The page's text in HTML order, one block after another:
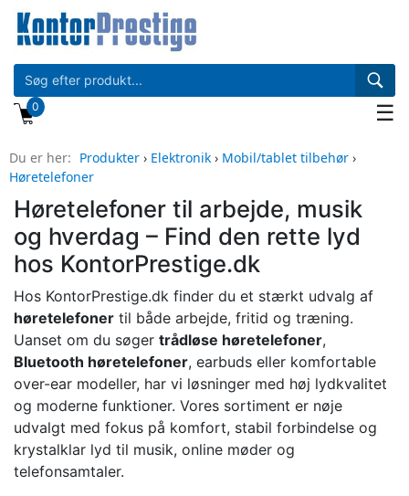
0 ☰
Du er her: Produkter › Elektronik › Mobil/tablet tilbehør ›
Høretelefoner
Høretelefoner til arbejde, musik
og hverdag – Find den rette lyd
hos KontorPrestige.dk
Hos KontorPrestige.dk finder du et stærkt udvalg af
høretelefoner til både arbejde, fritid og træning.
Uanset om du søger trådløse høretelefoner,
Bluetooth høretelefoner, earbuds eller komfortable
over-ear modeller, har vi løsninger med høj lydkvalitet
og moderne funktioner. Vores sortiment er nøje
udvalgt med fokus på komfort, stabil forbindelse og
krystalklar lyd til musik, online møder og
telefonsamtaler.